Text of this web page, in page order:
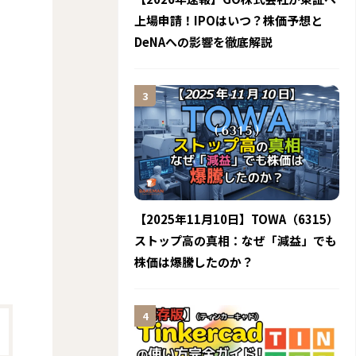
上場申請！IPOはいつ？株価予想と
DeNAへの影響を徹底解説
【2025年11月10日】TOWA（6315）
ストップ高の真相：なぜ「減益」でも
株価は爆騰したのか？